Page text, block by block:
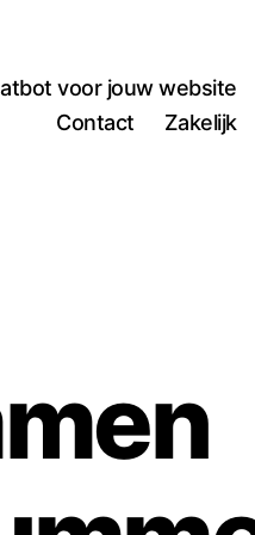
voor jouw website
Contact
Zakelijk